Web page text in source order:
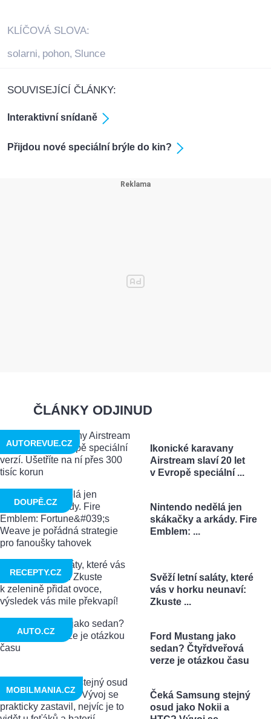
KLÍČOVÁ SLOVA:
solarni, pohon, Slunce
SOUVISEJÍCÍ ČLÁNKY:
Interaktivní snídaně
Přijdou nové speciální brýle do kin?
ČLÁNKY ODJINUD
Ikonické karavany
Airstream slaví 20 let
v Evropě speciální ...
AUTOREVUE.CZ
Nintendo nedělá jen
skákačky a arkády. Fire
Emblem: ...
DOUPĚ.CZ
Svěží letní saláty, které
vás v horku neunaví:
Zkuste ...
RECEPTY.CZ
Ford Mustang jako
sedan? Čtyřdveřová
verze je otázkou času
AUTO.CZ
Čeká Samsung stejný
osud jako Nokii a
MOBILMANIA.CZ